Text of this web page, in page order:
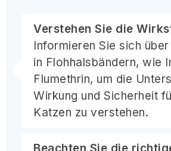
Verstehen Sie die
Informieren Sie sich
in Flohhalsbändern, wie
Flumethrin, um die
Wirkung und Sicherheit
Katzen zu verstehen.